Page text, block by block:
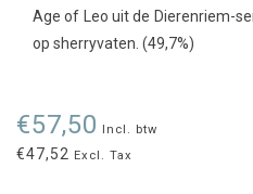
Age of Leo uit de Dierenriem-
op sherryvaten. (49,7%)
€57,50 Incl. btw
€47,52 Excl. Tax